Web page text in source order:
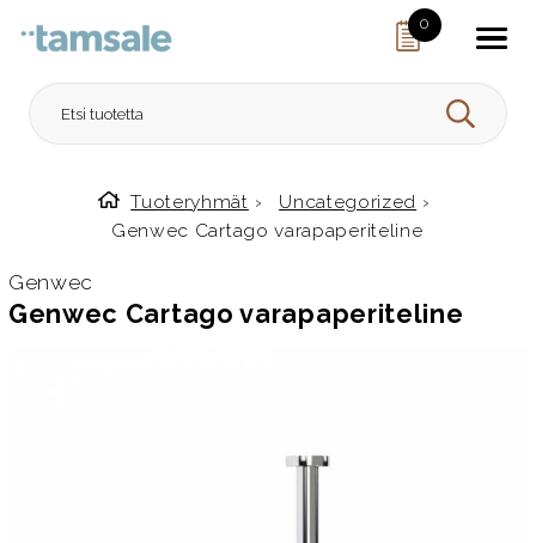
0
HAE
Etusivulle
Tuoteryhmät › Uncategorized ›
Genwec Cartago varapaperiteline
Genwec
Genwec Cartago varapaperiteline